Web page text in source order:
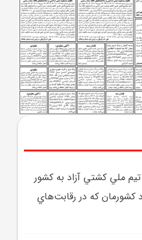
تيم ملي کشتي آزاد به کشور
کشورمان که در رقابت‌هاي